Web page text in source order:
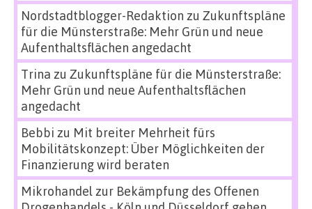
Nordstadtblogger-Redaktion zu Zukunftspläne
für die Münsterstraße: Mehr Grün und neue
Aufenthaltsflächen angedacht
Trina zu Zukunftspläne für die Münsterstraße:
Mehr Grün und neue Aufenthaltsflächen
angedacht
Bebbi zu Mit breiter Mehrheit fürs
Mobilitätskonzept: Über Möglichkeiten der
Finanzierung wird beraten
Mikrohandel zur Bekämpfung des Offenen